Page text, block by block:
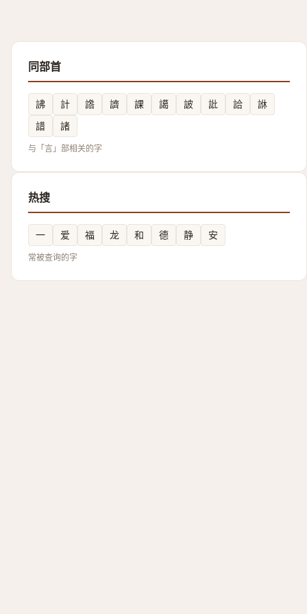
同部首
䛍 計 䛮 䜞 課 譪 詖 䚹 詥
䛙
諎
諸
与「言」部相关的字
热搜
一 爱 福 龙 和 德 静 安
常被查询的字